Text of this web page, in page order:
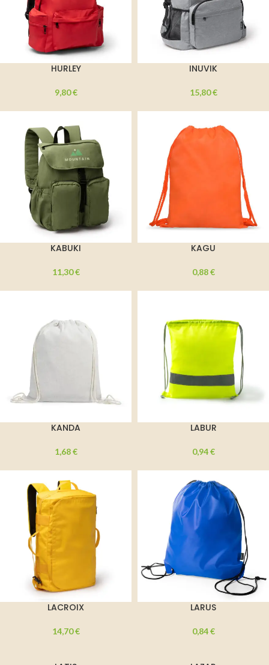
HURLEY
9,80€
INUVIK
15,80€
KABUKI
11,30€
KAGU
0,88€
KANDA
1,68€
LABUR
0,94€
LACROIX
14,70€
LARUS
0,84€